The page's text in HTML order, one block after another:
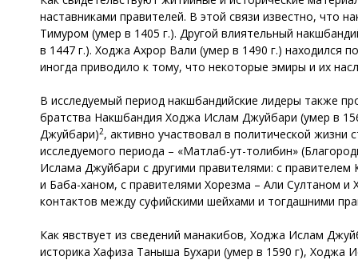
наставниками правителей. В этой связи известно, что
Тимуром (умер в 1405 г.). Другой влиятельный
в 1447 г.). Ходжа Ахрор Вали (умер в 1490 г.) находился
иногда приводило к тому, что некоторые эмиры и их
В исследуемый период накшбандийские лидеры также
братства Накшбандия Ходжа Ислам Джуйбари (умер в
Джуйбари)2, активно участвовал в политической жизни
исследуемого периода – «Матлаб-ут-толибин»
Ислама Джуйбари с другими правителями: с
и Баба-ханом, с правителями Хорезма – Али Султаном
контактов между суфийскими шейхами и тогдашними
Как явствует из сведений манакибов, Ходжа Ислам
историка Хафиза Таныша Бухари (умер в 1590 г),